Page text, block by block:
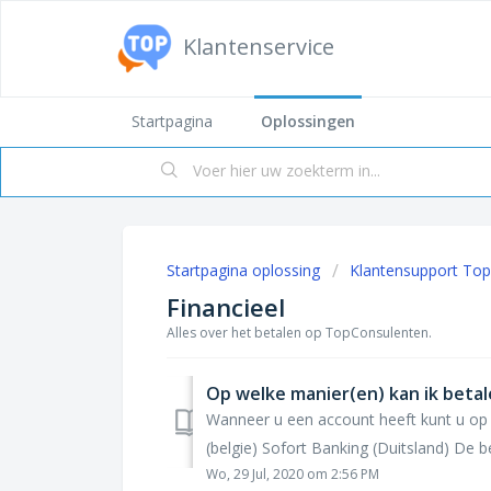
Klantenservice
Startpagina Oplossingen
Startpagina oplossing Klantensupport
Financieel
Alles over het betalen op TopConsulenten.
Op welke manier(en) kan ik
Wanneer u een account heeft kunt u
(belgie) Sofort Banking (Duitsland) De
Wo, 29 Jul, 2020 om 2:56 PM